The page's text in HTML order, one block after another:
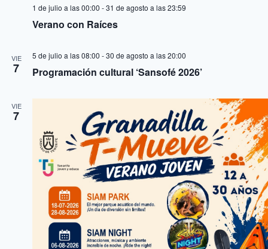
Verano con Raíces
1 de julio a las 00:00 -31 de agosto a las 23:59
VIE
7 Programación cultural ‘Sansofé 2026’
5 de julio a las 08:00 -30 de agosto a las 20:00
VIE
7